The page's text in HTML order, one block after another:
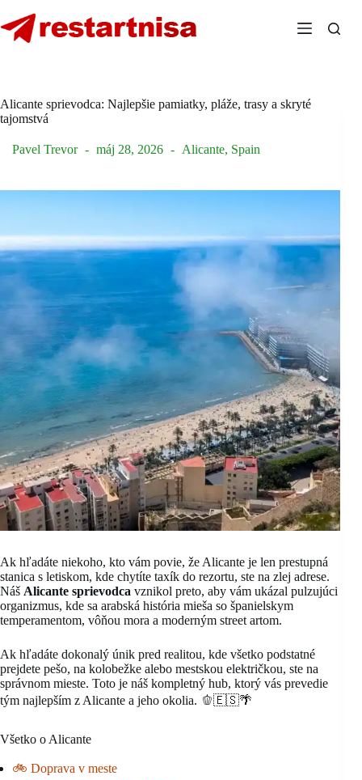
to
content
Alicante sprievodca: Najlepšie pamiatky, pláže, trasy a skryté
tajomstvá
Pavel Trevor máj 28, 2026 Alicante, Spain
Ak hľadáte niekoho, kto vám povie, že Alicante je len prestupná
stanica s letiskom, kde chytíte taxík do rezortu, ste na zlej adrese.
Náš Alicante sprievodca vznikol preto, aby vám ukázal pulzujúci
organizmus, kde sa arabská história mieša so španielskym
temperamentom, vôňou mora a moderným street artom.
Ak hľadáte dokonalý únik pred realitou, kde všetko podstatné
prejdete pešo, na kolobežke alebo mestskou električkou, ste na
správnom mieste. Toto je náš kompletný hub, ktorý vás prevedie
tým najlepším z Alicante a jeho okolia. 🫑🇪🇸🌴
Všetko o Alicante
🚲 Doprava v meste